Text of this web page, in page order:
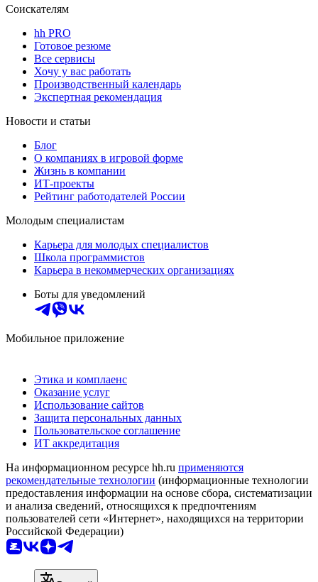
Соискателям
hh PRO
Готовое резюме
Все сервисы
Хочу у вас работать
Производственный календарь
Экспертная рекомендация
Новости и статьи
Блог
О компаниях в игровой форме
Жизнь в компании
ИТ-проекты
Рейтинг работодателей России
Молодым специалистам
Карьера для молодых специалистов
Школа программистов
Карьера в некоммерческих организациях
Боты для уведомлений
Мобильное приложение
Этика и комплаенс
Оказание услуг
Использование сайтов
Защита персональных данных
Пользовательское соглашение
ИТ аккредитация
На информационном ресурсе hh.ru применяются
рекомендательные технологии (информационные технологии
предоставления информации на основе сбора, систематизации
и анализа сведений, относящихся к предпочтениям
пользователей сети «Интернет», находящихся на территории
Российской Федерации)